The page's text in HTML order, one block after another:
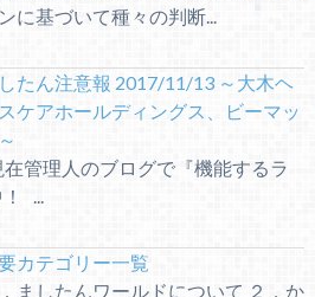
に基づいて種々の判断...
たん注意報 2017/11/13 ～大木ヘ
ケアホールディングス、ビーマッ
在管理人のブログで『機能するラ
...
カテゴリー一覧
ましたんワールドについて ２．か